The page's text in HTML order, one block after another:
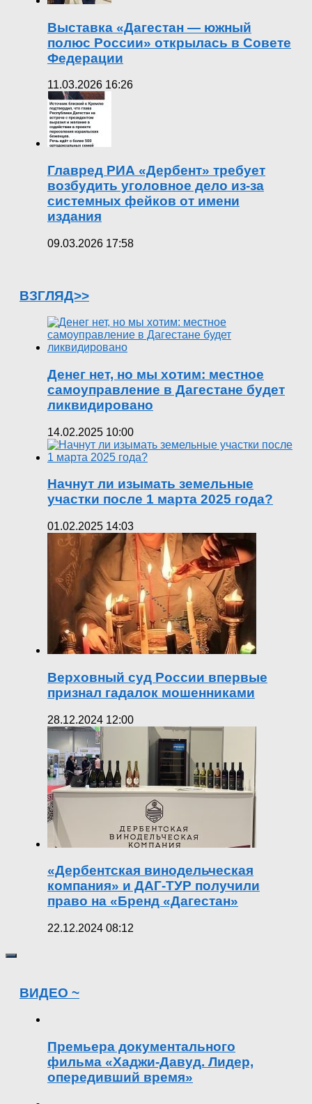
Выставка «Дагестан — южный
полюс России» открылась в Совете
Федерации
11.03.2026 16:26
Главред РИА «Дербент» требует
возбудить уголовное дело из-за
системных фейков от имени
издания
09.03.2026 17:58
ВЗГЛЯД>>
Денег нет, но мы хотим: местное
самоуправление в Дагестане будет
ликвидировано
14.02.2025 10:00
Начнут ли изымать земельные
участки после 1 марта 2025 года?
01.02.2025 14:03
Верховный суд России впервые
признал гадалок мошенниками
28.12.2024 12:00
«Дербентская винодельческая
компания» и ДАГ-ТУР получили
право на «Бренд «Дагестан»
22.12.2024 08:12
ВИДЕО ~
Премьера документального
фильма «Хаджи-Давуд. Лидер,
опередивший время»